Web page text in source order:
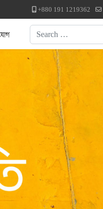
+880 191 1219362
Search